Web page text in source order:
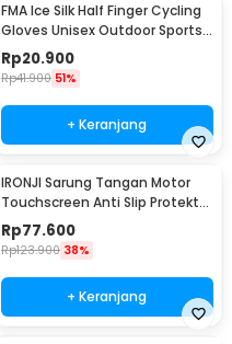
FMA Ice Silk Half Finger Cycling
Gloves Unisex Outdoor Sports
- FM-IA
Rp20.900
Rp41.900 51%
+ Keranjang
IRONJI Sarung Tangan Motor
Touchscreen Anti Slip Protektor
Gloves XL - MCS-10C
Rp77.600
Rp123.900 38%
+ Keranjang